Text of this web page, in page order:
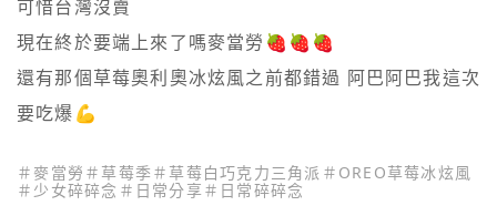
可惜台灣沒賣
現在終於要端上來了嗎麥當勞🍓🍓🍓
還有那個草莓奧利奧冰炫風之前都錯過 阿巴阿巴我這次
要吃爆💪
＃ 麥當勞 ＃ 草莓季 ＃ 草莓白巧克力三角派 ＃ OREO草莓冰炫風
＃ 少女碎碎念 ＃ 日常分享＃ 日常碎碎念